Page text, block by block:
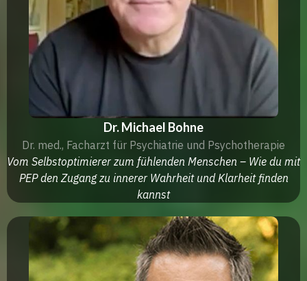
Dr. Michael Bohne
Dr. med., Facharzt für Psychiatrie und Psychotherapie
Vom Selbstoptimierer zum fühlenden Menschen – Wie du mit
PEP den Zugang zu innerer Wahrheit und Klarheit finden
kannst